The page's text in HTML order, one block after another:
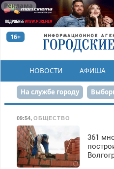
Реклама
16+
НОВОСТИ АФИША
На службе городу
Набережная День Победы
80-летие Победы
09:54, ОБЩЕСТВО
361